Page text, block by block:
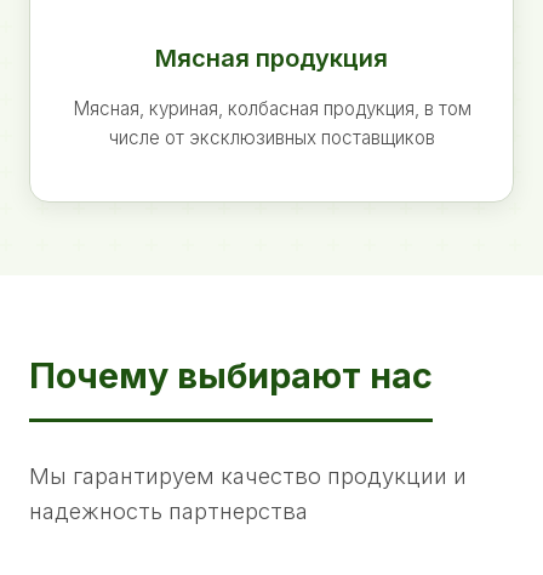
Мясная продукция
Мясная, куриная, колбасная продукция, в том
числе от эксклюзивных поставщиков
Почему выбирают нас
Мы гарантируем качество продукции и
надежность партнерства